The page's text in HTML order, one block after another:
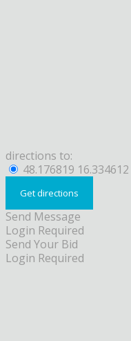
directions to:
48.176819 16.334612
Send Message
Login Required
Send Your Bid
Login Required